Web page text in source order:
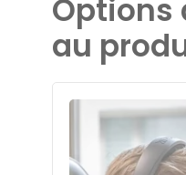
Options
au